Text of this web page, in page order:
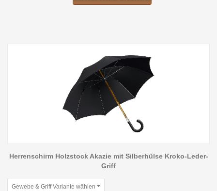
Herrenschirm Holzstock Akazie mit Silberhülse Kroko-Leder-
Griff
Gewebe & Griff Variante wählen